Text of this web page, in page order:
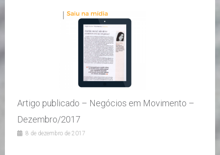
Artigo publicado – Negócios em Movimento –
Dezembro/2017
8 de dezembro de 2017